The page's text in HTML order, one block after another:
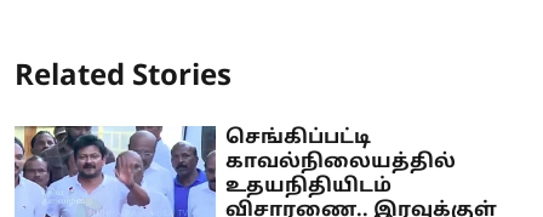
Related Stories
செங்கிப்பட்டி
காவல்நிலையத்தில்
உதயநிதியிடம்
விசாரணை.. இரவுக்குள்